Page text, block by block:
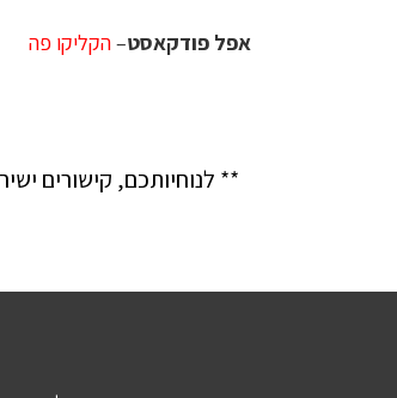
אפל פודקאסט–הקליקו פה
** לנוחיותכם, קישורים